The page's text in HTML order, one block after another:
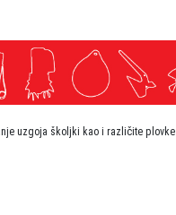
uzgoja školjki kao i različite plovke